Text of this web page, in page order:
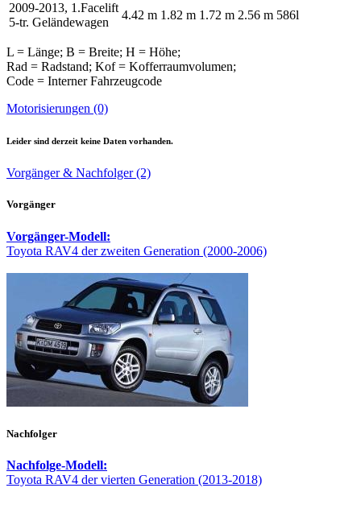
2009-2013, 1.Facelift
5-tr. Geländewagen
4.42 m 1.82 m 1.72 m 2.56 m 586l
L = Länge; B = Breite; H = Höhe;
Rad = Radstand; Kof = Kofferraumvolumen;
Code = Interner Fahrzeugcode
Motorisierungen (0)
Leider sind derzeit keine Daten vorhanden.
Vorgänger & Nachfolger (2)
Vorgänger
Vorgänger-Modell:
Toyota RAV4 der zweiten Generation (2000-2006)
Nachfolger
Nachfolge-Modell:
Toyota RAV4 der vierten Generation (2013-2018)